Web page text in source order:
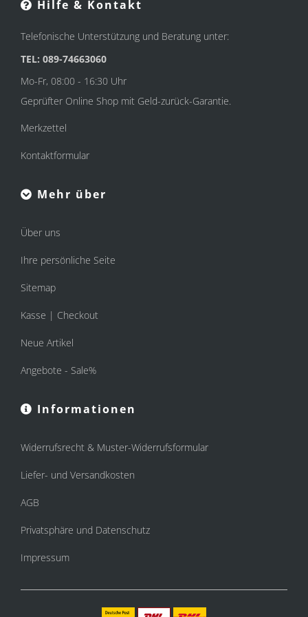
Hilfe & Kontakt
Telefonische Unterstützung und Beratung unter:
TEL: 089-74663060
Mo-Fr, 08:00 - 16:30 Uhr
Geprüfter Online Shop mit Geld-zurück-Garantie.
Merkzettel
Kontaktformular
Mehr über
Über uns
Ihre persönliche Seite
Sitemap
Kasse | Checkout
Neue Artikel
Angebote - Sale%
Informationen
Widerrufsrecht & Muster-Widerrufsformular
Liefer- und Versandkosten
AGB
Privatsphäre und Datenschutz
Impressum